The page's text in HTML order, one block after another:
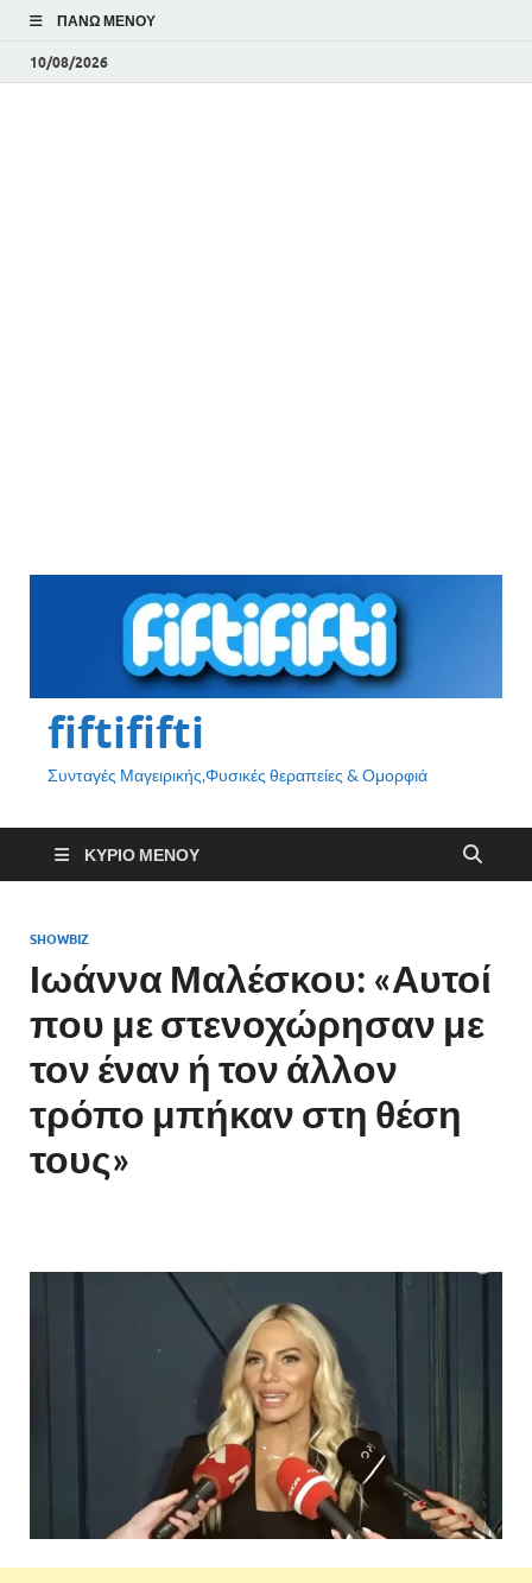
ΠΆΝΩ ΜΕΝΟΎ
10/08/2026
fiftififti
Συνταγές Μαγειρικής,Φυσικές θεραπείες & Ομορφιά
ΚΎΡΙΟ ΜΕΝΟΎ
SHOWBIZ
Ιωάννα Μαλέσκου: «Αυτοί
που με στενοχώρησαν με
τον έναν ή τον άλλον
τρόπο μπήκαν στη θέση
τους»